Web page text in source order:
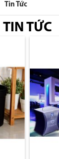
Tin Tức
TIN TỨC